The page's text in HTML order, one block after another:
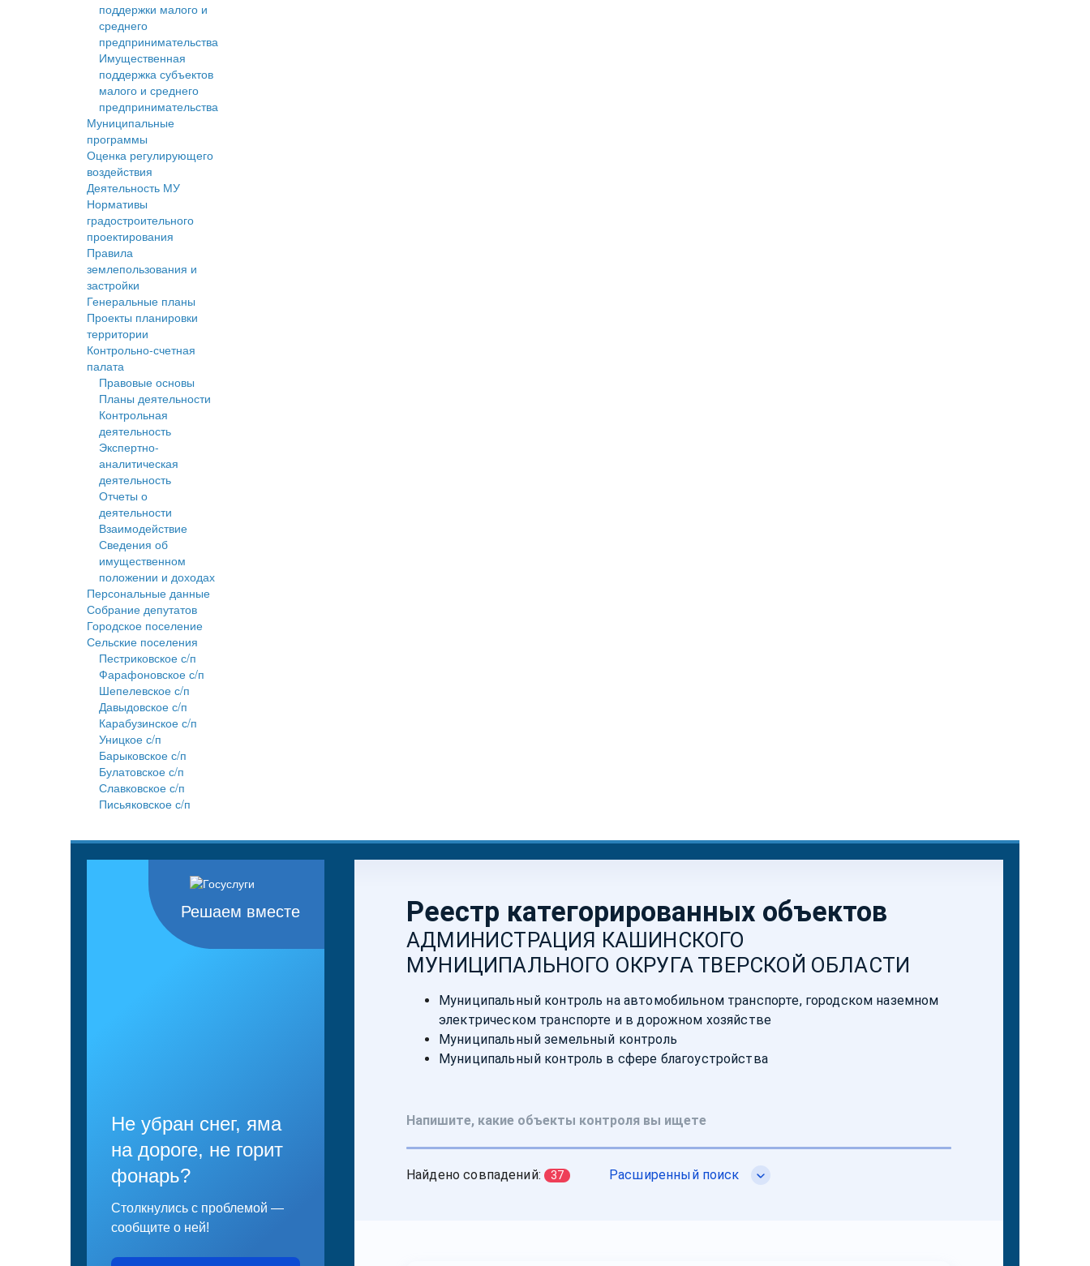
поддержки малого и
среднего
предпринимательства
Имущественная
поддержка субъектов
малого и среднего
предпринимательства
Муниципальные
программы
Оценка регулирующего
воздействия
Деятельность МУ
Нормативы
градостроительного
проектирования
Правила
землепользования и
застройки
Генеральные планы
Проекты планировки
территории
Контрольно-счетная
палата
Правовые основы
Планы деятельности
Контрольная
деятельность
Экспертно-
аналитическая
деятельность
Отчеты о
деятельности
Взаимодействие
Сведения об
имущественном
положении и доходах
Персональные данные
Собрание депутатов
Городское поселение
Сельские поселения
Пестриковское с/п
Фарафоновское с/п
Шепелевское с/п
Давыдовское с/п
Карабузинское с/п
Уницкое с/п
Барыковское с/п
Булатовское с/п
Славковское с/п
Письяковское с/п
Решаем вместе
Не убран снег, яма
на дороге, не горит
фонарь?
Столкнулись с проблемой —
сообщите о ней!